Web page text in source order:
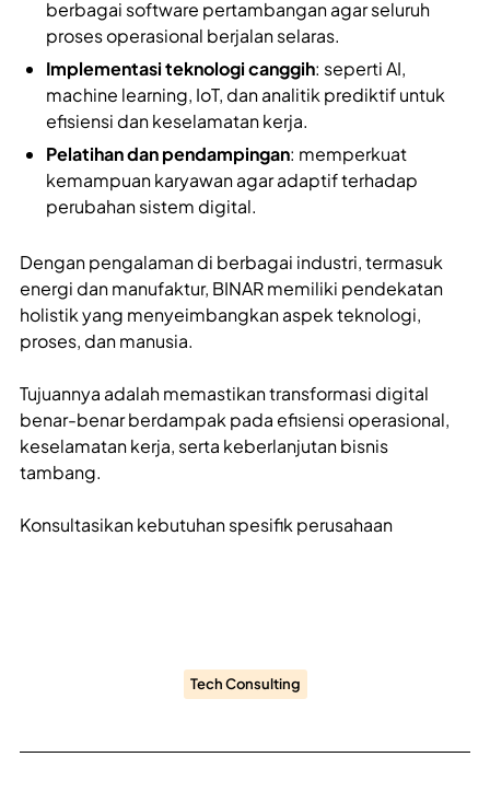
berbagai software pertambangan agar seluruh
proses operasional berjalan selaras.
Implementasi teknologi canggih: seperti AI,
machine learning, IoT, dan analitik prediktif untuk
efisiensi dan keselamatan kerja.
Pelatihan dan pendampingan: memperkuat
kemampuan karyawan agar adaptif terhadap
perubahan sistem digital.
Dengan pengalaman di berbagai industri, termasuk
energi dan manufaktur, BINAR memiliki pendekatan
holistik yang menyeimbangkan aspek teknologi,
proses, dan manusia.
Tujuannya adalah memastikan transformasi digital
benar-benar berdampak pada efisiensi operasional,
keselamatan kerja, serta keberlanjutan bisnis
tambang.
Konsultasikan kebutuhan spesifik perusahaan
Tech Consulting